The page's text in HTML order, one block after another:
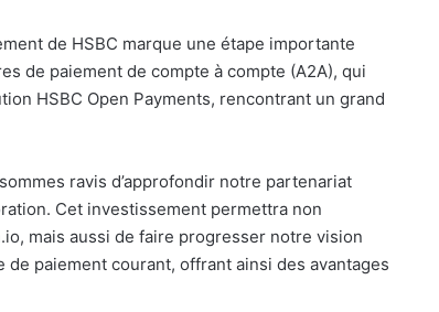
de HSBC marque une étape importante
de paiement de compte à compte (A2A), qui
HSBC Open Payments, rencontrant un grand
ravis d’approfondir notre partenariat
Cet investissement permettra non
mais aussi de faire progresser notre vision
paiement courant, offrant ainsi des avantages